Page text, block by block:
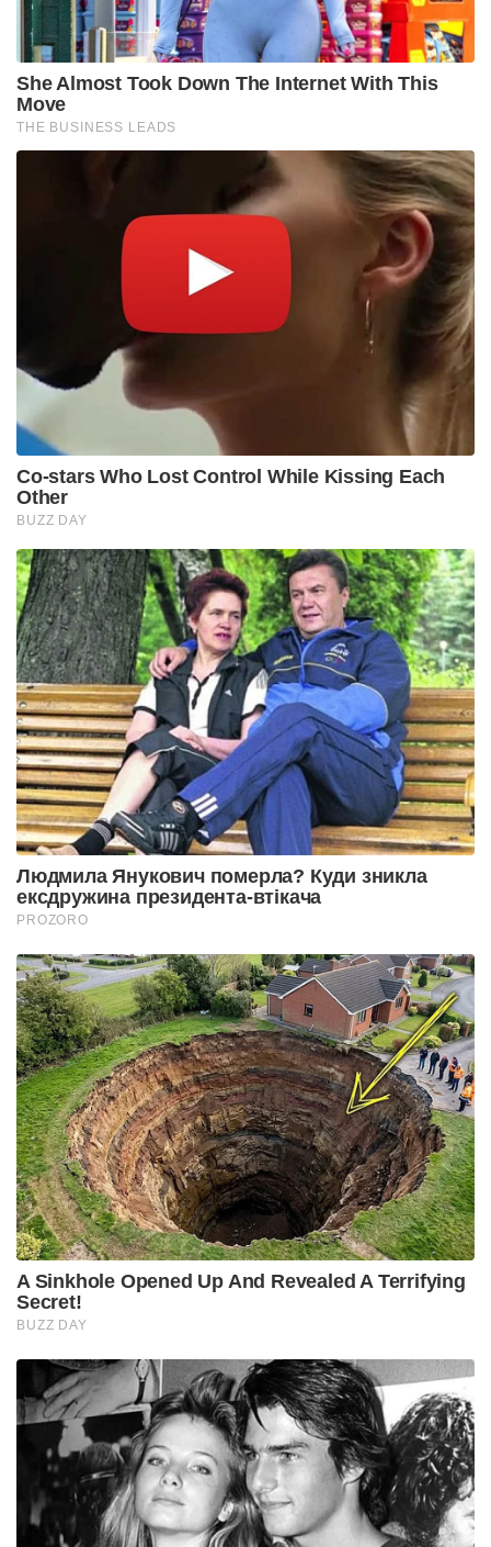
She Almost Took Down The Internet With This
Move
THE BUSINESS LEADS
Co-stars Who Lost Control While Kissing Each
Other
BUZZ DAY
Людмила Янукович померла? Куди зникла
ексдружина президента-втікача
PROZORO
A Sinkhole Opened Up And Revealed A Terrifying
Secret!
BUZZ DAY